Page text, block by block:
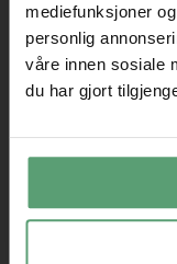
mediefunksjoner
personlig
våre innen sosiale
du har gjort
Bærbar
Sport og fritid
Friluftsliv
Håndverk